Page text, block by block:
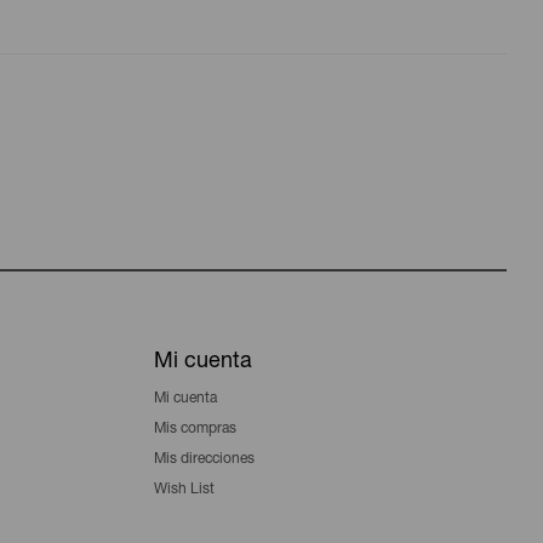
Mi cuenta
Mi cuenta
Mis compras
Mis direcciones
Wish List